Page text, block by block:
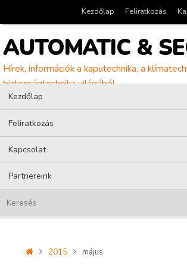
a
tartalomra
Kezdőlap Feliratkozás
AUTOMATIC &
Hírek, információk a kaputechnika, a
biztonságtechnika világából
Kezdőlap
Feliratkozás
Kapcsolat
Partnereink
Home2015 május